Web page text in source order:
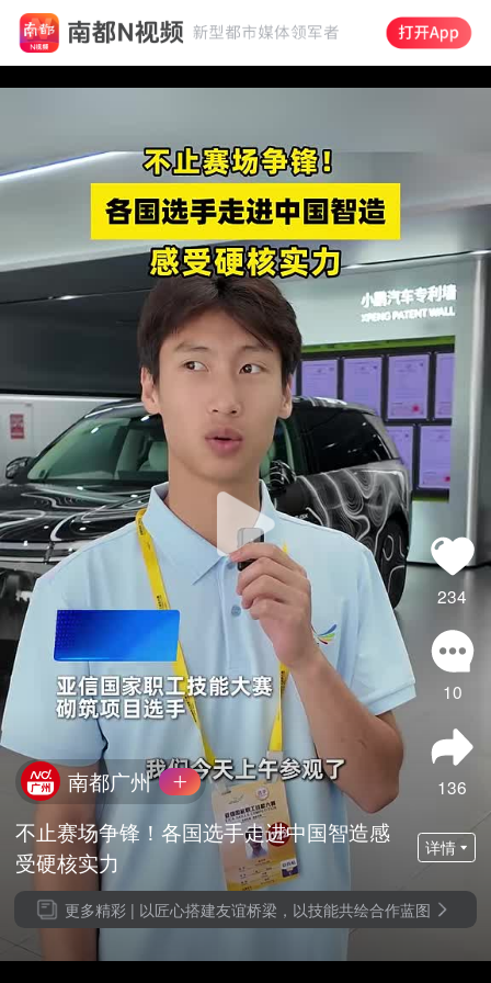
234
10
136
南都广州
不止赛场争锋！各国选手走进中国智造感
受硬核实力
详情
更多精彩 | 以匠心搭建友谊桥梁，以技能共绘合作蓝图